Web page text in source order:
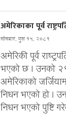
अमेरिकाका पूर्व
सोमबार, पुस १५, २०८१
अमेरिकी पूर्व
भएको छ । उनको
अमेरिकाको
निधन भएको हो ।
निधन भएको पुष्टि